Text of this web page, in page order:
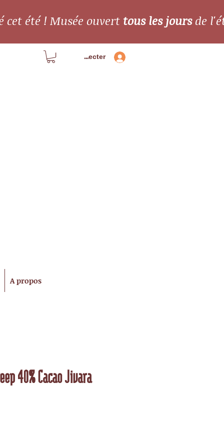
été ! Musée ouvert tous les joursde
Se connecter
A propos
40% Cacao Jivara